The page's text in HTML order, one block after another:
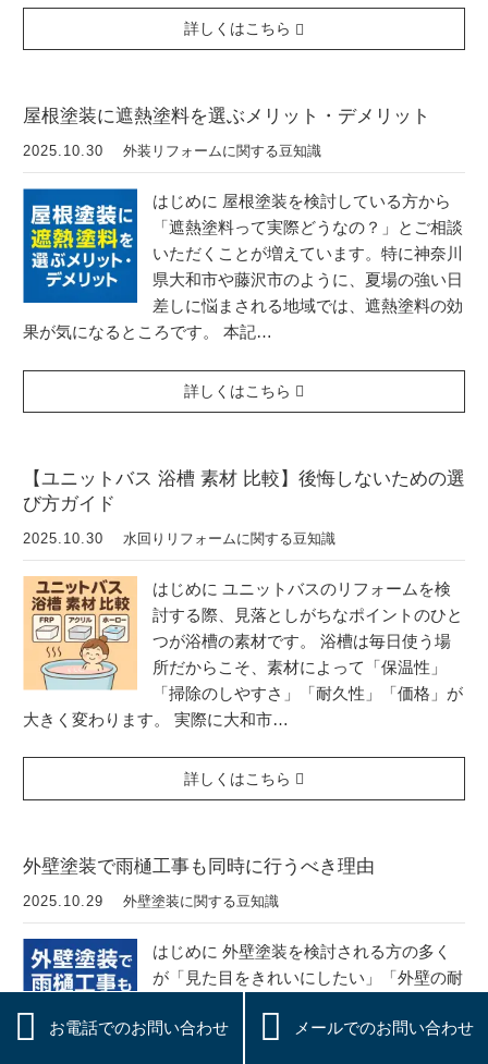
詳しくはこちら
屋根塗装に遮熱塗料を選ぶメリット・デメリット
2025.10.30 外装リフォームに関する豆知識
はじめに 屋根塗装を検討している方から
「遮熱塗料って実際どうなの？」とご相談
いただくことが増えています。特に神奈川
県大和市や藤沢市のように、夏場の強い日
差しに悩まされる地域では、遮熱塗料の効
果が気になるところです。 本記…
詳しくはこちら
【ユニットバス 浴槽 素材 比較】後悔しないための選
び方ガイド
2025.10.30 水回りリフォームに関する豆知識
はじめに ユニットバスのリフォームを検
討する際、見落としがちなポイントのひと
つが浴槽の素材です。 浴槽は毎日使う場
所だからこそ、素材によって「保温性」
「掃除のしやすさ」「耐久性」「価格」が
大きく変わります。 実際に大和市…
詳しくはこちら
外壁塗装で雨樋工事も同時に行うべき理由
2025.10.29 外壁塗装に関する豆知識
はじめに 外壁塗装を検討される方の多く
が「見た目をきれいにしたい」「外壁の耐
かし実際の現場では、外壁だけでなく雨樋
 お電話でのお問い合わせ  メールでのお問い合わせ